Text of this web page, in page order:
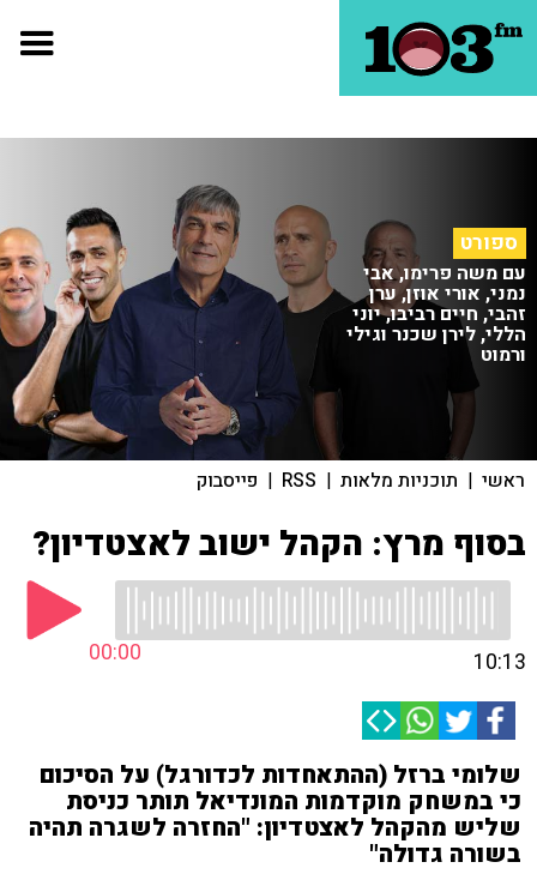
ספורט
עם משה פרימו, אבי
נמני, אורי אוזן, ערן
זהבי, חיים רביבו, יוני
הללי, לירן שכנר וגילי
ורמוט
ראשי | תוכניות מלאות |
RSS
| פייסבוק
בסוף מרץ: הקהל ישוב לאצטדיון?
00:00 10:13
שלומי ברזל (ההתאחדות לכדורגל) על הסיכום
כי במשחק מוקדמות המונדיאל תותר כניסת
שליש מהקהל לאצטדיון: "החזרה לשגרה תהיה
בשורה גדולה"